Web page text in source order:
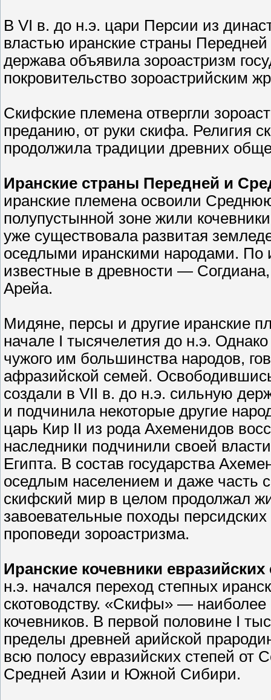
В VI в. до н.э. цари Персии из
властью иранские страны
держава объявила зороастризм
покровительство зороастрийским
Скифские племена отвергли
преданию, от руки скифа. Религия
продолжила традиции древних
Иранские страны Передней и
иранские племена освоили
полупустынной зоне жили
уже существовала развитая
оседлыми иранскими народами. По
известные в древности —
Арейа.
Мидяне, персы и другие иранские
начале I тысячелетия до н.э.
чужого им большинства народов,
афразийской семей.
создали в VII в. до н.э. сильную
и подчинила некоторые другие
царь Кир II из рода Ахеменидов
наследники подчинили своей
Египта. В состав государства
оседлым населением и даже часть
скифский мир в целом продолжал
завоевательные походы
проповеди зороастризма.
Иранские кочевники
н.э. начался переход степных
скотоводству. «Скифы» —
кочевников. В первой половине I
пределы древней арийской
всю полосу евразийских степей от
Средней Азии и Южной Сибири.